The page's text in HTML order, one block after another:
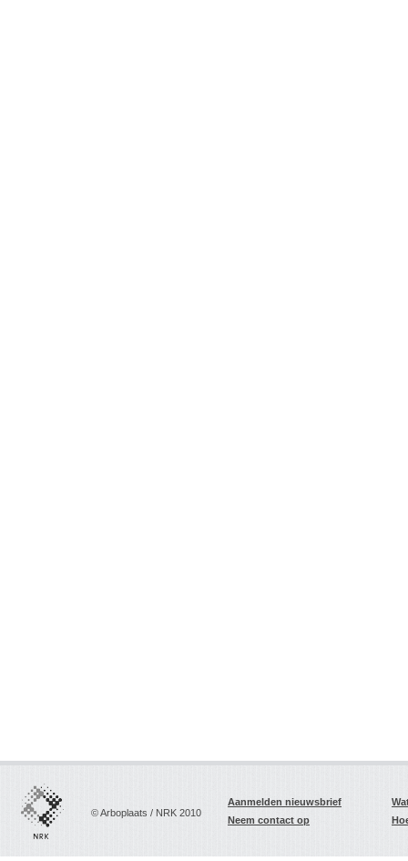
© Arboplaats / NRK 2010
Aanmelden nieuwsbrief
Neem contact op